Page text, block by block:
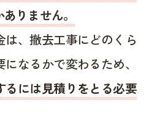
りません。
、撤去工事にどのくら
なるかで変わるため、
るには見積りをとる必要